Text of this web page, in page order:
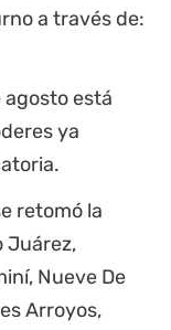
a través de:
agosto está
ya
retomó la
Juárez,
Nueve De
Arroyos,